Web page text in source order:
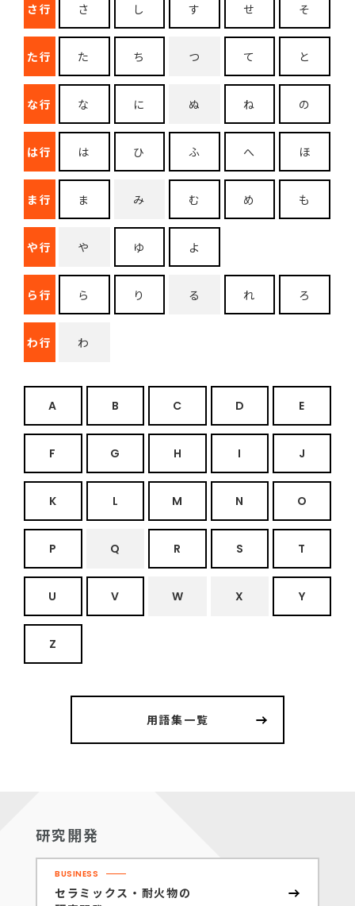
さ行 さ し す せ そ
た行 た ち つ て と
な行 な に ぬ ね の
は行 は ひ ふ へ ほ
ま行 ま み む め も
や行 や ゆ よ
ら行 ら り る れ ろ
わ行 わ
A B C D E
F G H I J
K L M N O
P Q R S T
U V W X Y
Z
用語集一覧
研究開発
BUSINESS
セラミックス・耐火物の